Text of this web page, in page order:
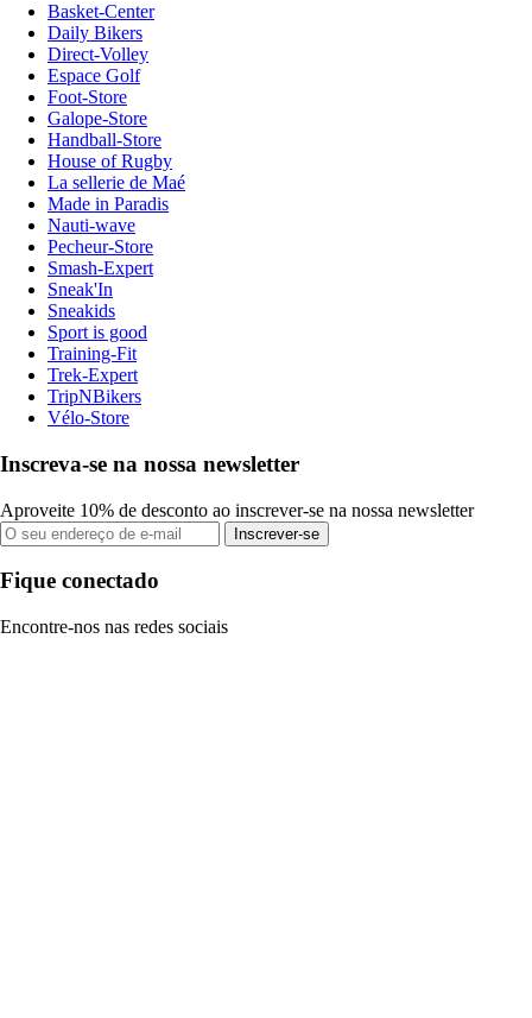
Basket-Center
Daily Bikers
Direct-Volley
Espace Golf
Foot-Store
Galope-Store
Handball-Store
House of Rugby
La sellerie de Maé
Made in Paradis
Nauti-wave
Pecheur-Store
Smash-Expert
Sneak'In
Sneakids
Sport is good
Training-Fit
Trek-Expert
TripNBikers
Vélo-Store
Inscreva-se na nossa newsletter
Aproveite 10% de desconto ao inscrever-se na nossa newsletter
Inscrever-se
Fique conectado
Encontre-nos nas redes sociais